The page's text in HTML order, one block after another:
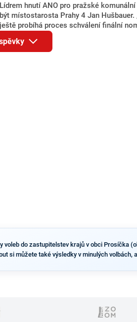
Lídrem hnutí ANO pro pražské komunální
být místostarosta Prahy 4 Jan Hušbauer.
ještě probíhá proces schválení finální
Jana Hušbauera Výborem hnutí ANO,“
místopředseda pražského ANO
O Hušbauerovi se spekulovalo
voleb do zastupitelstev krajů v obci Prosíčka
si můžete také výsledky v minulých volbách,